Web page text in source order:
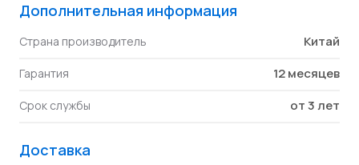
Дополнительная информация
Страна производитель Китай
Гарантия 12 месяцев
Срок службы от 3 лет
Доставка